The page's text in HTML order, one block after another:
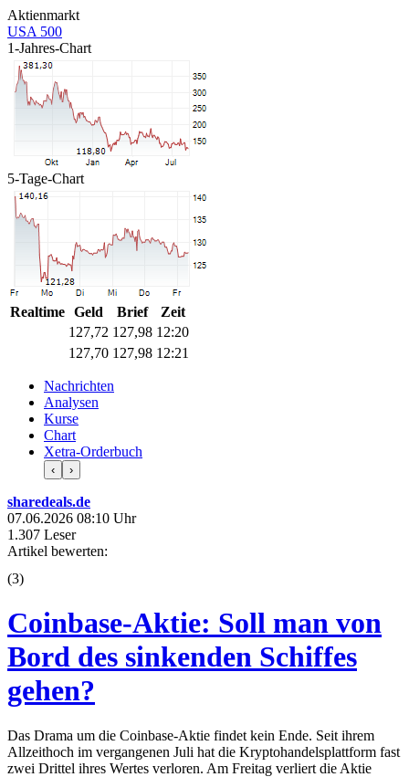
Aktienmarkt
USA 500
1-Jahres-Chart
5-Tage-Chart
Realtime Geld Brief
Zeit
127,72 127,98 12:20
127,70 127,98 12:21
Nachrichten
Analysen
Kurse
Chart
Xetra-Orderbuch
‹ ›
sharedeals.de
07.06.2026 08:10 Uhr
1.307 Leser
Artikel bewerten:
(3)
Coinbase-Aktie: Soll man von
Bord des sinkenden Schiffes
gehen?
Das Drama um die Coinbase-Aktie findet kein Ende. Seit ihrem
Allzeithoch im vergangenen Juli hat die Kryptohandelsplattform fast
zwei Drittel ihres Wertes verloren. Am Freitag verliert die Aktie